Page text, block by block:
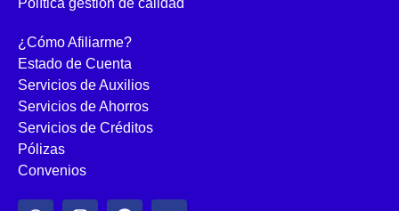
¿Cómo Afiliarme?
Estado de Cuenta
Servicios de Auxilios
Servicios de Ahorros
Servicios de Créditos
Pólizas
Convenios